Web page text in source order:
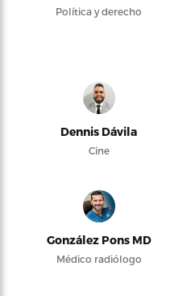
Política y derecho
Dennis Dávila
Cine
González Pons MD
Médico radiólogo